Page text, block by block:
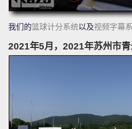
我们的篮球计分系统以及视频字幕
2021年5月，2021年苏州市